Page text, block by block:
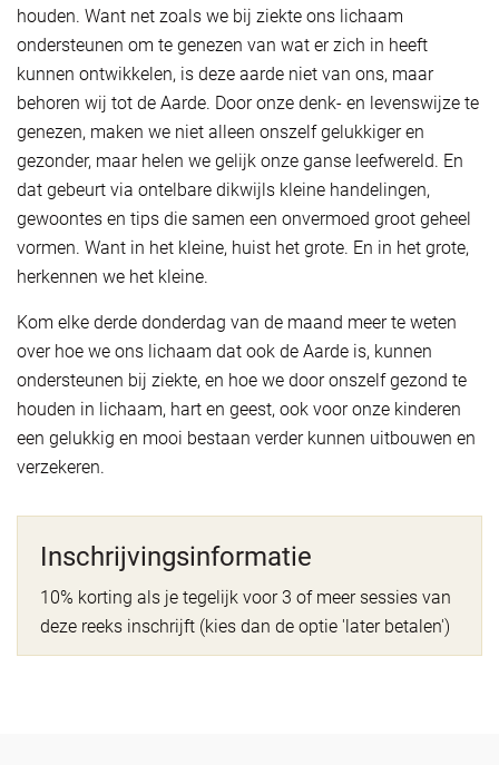
houden. Want net zoals we bij ziekte ons lichaam
ondersteunen om te genezen van wat er zich in heeft
kunnen ontwikkelen, is deze aarde niet van ons, maar
behoren wij tot de Aarde. Door onze denk- en levenswijze te
genezen, maken we niet alleen onszelf gelukkiger en
gezonder, maar helen we gelijk onze ganse leefwereld. En
dat gebeurt via ontelbare dikwijls kleine handelingen,
gewoontes en tips die samen een onvermoed groot geheel
vormen. Want in het kleine, huist het grote. En in het grote,
herkennen we het kleine.
Kom elke derde donderdag van de maand meer te weten
over hoe we ons lichaam dat ook de Aarde is, kunnen
ondersteunen bij ziekte, en hoe we door onszelf gezond te
houden in lichaam, hart en geest, ook voor onze kinderen
een gelukkig en mooi bestaan verder kunnen uitbouwen en
verzekeren.
Inschrijvingsinformatie
10% korting als je tegelijk voor 3 of meer sessies van
deze reeks inschrijft (kies dan de optie 'later betalen')